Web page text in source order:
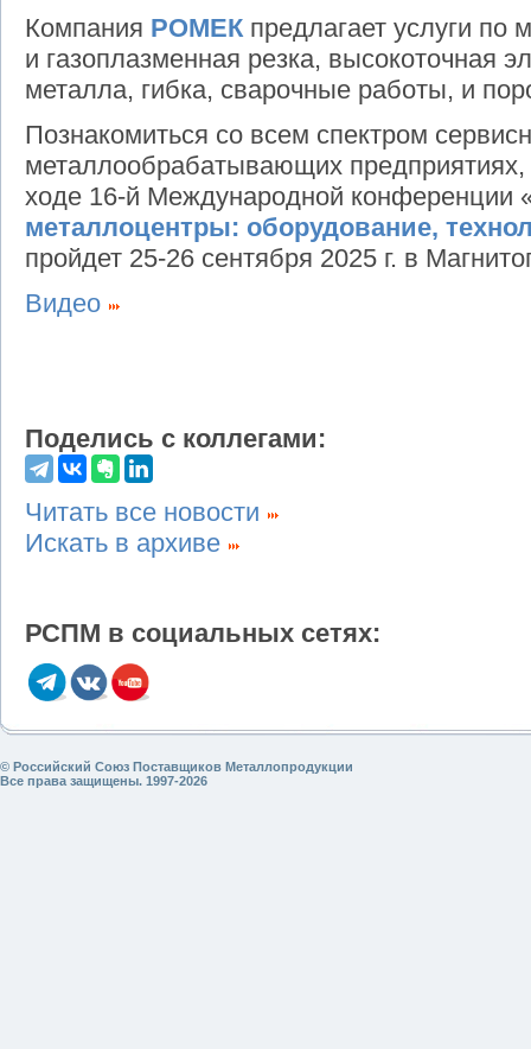
Компания РОМЕКпредлагает услуги по
и газоплазменная резка, высокоточная
металла, гибка, сварочные работы, и
Познакомиться со всем спектром
металлообрабатывающих предприятиях,
ходе 16-й Международной конференции
металлоцентры: оборудование,
пройдет 25-26 сентября 2025 г. в
Видео
Поделись с коллегами:
Читать все новости
Искать в архиве
РСПМ в социальных сетях:
© Российский Союз Поставщиков Металлопродукции
Все права защищены. 1997-2026